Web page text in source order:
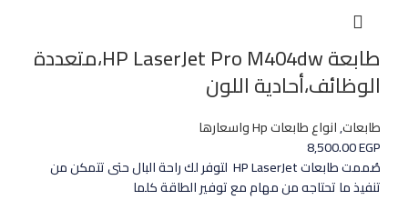
طابعة HP LaserJet Pro M404dw،متعددة
الوظائف،أحادية اللون
طابعات,انواع طابعات Hp واسعارها
8,500.00EGP
صُممت طابعات HP LaserJet لتوفر لك راحة البال حتى تتمكن من
تنفيذ ما تحتاجه من مهام مع توفير الطاقة كلما